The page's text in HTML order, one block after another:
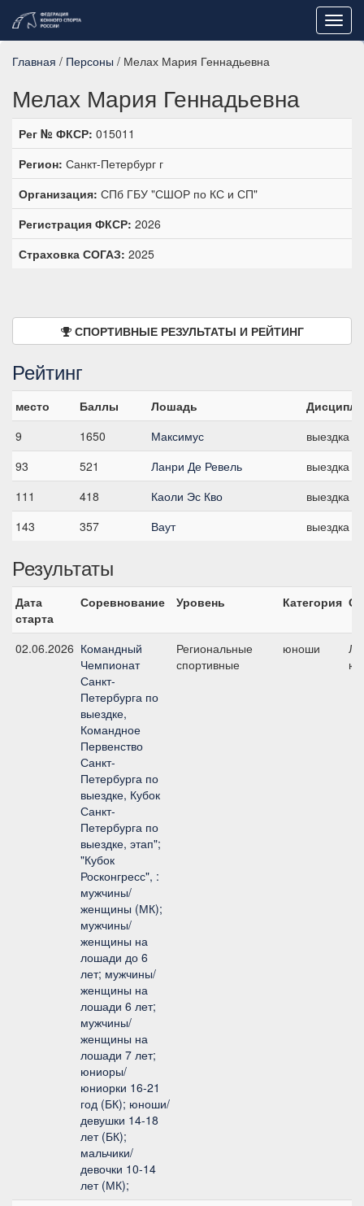
Главная / Персоны / Мелах Мария Геннадьевна
Мелах Мария Геннадьевна
Рег № ФКСР: 015011
Регион: Санкт-Петербург г
Организация: СПб ГБУ "СШОР по КС и СП"
Регистрация ФКСР: 2026
Страховка СОГАЗ: 2025
СПОРТИВНЫЕ РЕЗУЛЬТАТЫ И РЕЙТИНГ
Рейтинг
место Баллы Лошадь
9
1650 Максимус
выездка
93
521 Ланри Де Ревель
выездка
111
418 Каоли Эс Кво
выездка
143
357 Ваут выездка
Результаты
Дата
старта
Соревнование Уровень Категория
02.06.2026 Командный
Чемпионат
Санкт-
Петербурга по
выездке,
Командное
Первенство
Санкт-
Петербурга по
выездке, Кубок
Санкт-
Петербурга по
выездке, этап";
"Кубок
Росконгресс", :
мужчины/
женщины (МК);
мужчины/
женщины на
лошади до 6
лет; мужчины/
женщины на
лошади 6 лет;
мужчины/
женщины на
лошади 7 лет;
юниоры/
юниорки 16-21
год (БК); юноши/
девушки 14-18
лет (БК);
мальчики/
девочки 10-14
лет (МК);
Региональные
спортивные
юноши